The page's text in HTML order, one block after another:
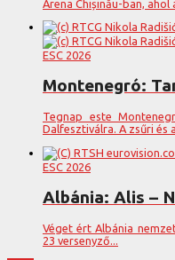
Arena Chișinău-ban, ahol
ESC 2026
Montenegró:
Tegnap este
Dalfesztiválra. A zsűri és
ESC 2026
Albánia: Alis –
Véget ért Albánia
23 versenyző...